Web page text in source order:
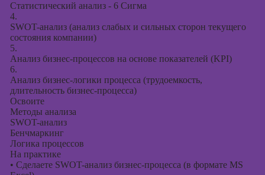
Статистический анализ - 6 Сигма
4.
SWOT-анализ (анализ слабых и сильных сторон текущего
состояния компании)
5.
Анализ бизнес-процессов на основе показателей (KPI)
6.
Анализ бизнес-логики процесса (трудоемкость,
длительность бизнес-процесса)
Освоите
Методы анализа
SWOT-анализ
Бенчмаркинг
Логика процессов
На практике
• Сделаете SWOT-анализ бизнес-процесса (в формате MS